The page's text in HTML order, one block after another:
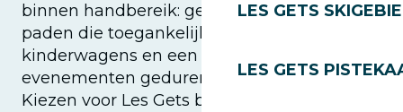
LES GETS
LES GETS
binnen handbereik: gezellige winkels,
paden die toegankelijk zijn voor
kinderwagens en een groot aantal gratis
evenementen gedurende de hele zomer.
Kiezen voor Les Gets betekent jezelf